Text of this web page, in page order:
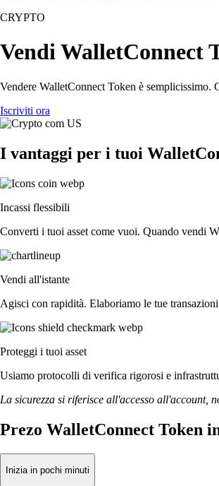
CRYPTO
Vendi WalletConnect
Vendere WalletConnect Token è
Iscriviti ora
I vantaggi per i tuoi
Incassi flessibili
Converti i tuoi asset come vuoi. Quando vendi
Vendi all'istante
Agisci con rapidità. Elaboriamo le tue
Proteggi i tuoi asset
Usiamo protocolli di verifica rigorosi e
La sicurezza si riferisce all'accesso all'account,
Prezo WalletConnect Token
Inizia in pochi minuti